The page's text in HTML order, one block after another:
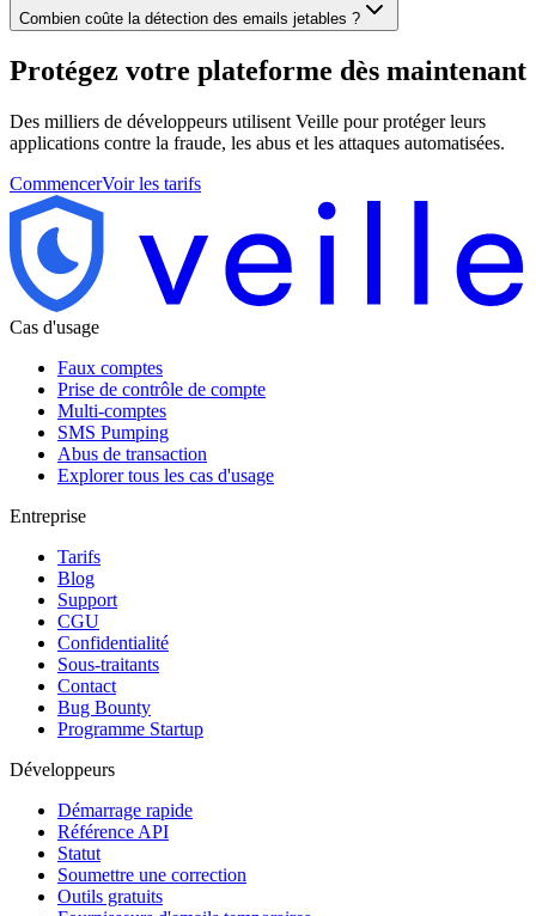
Combien coûte la détection des emails jetables ?
Protégez votre plateforme dès maintenant
Des milliers de développeurs utilisent Veille pour protéger leurs
applications contre la fraude, les abus et les attaques automatisées.
CommencerVoir les tarifs
Cas d'usage
Faux comptes
Prise de contrôle de compte
Multi-comptes
SMS Pumping
Abus de transaction
Explorer tous les cas d'usage
Entreprise
Tarifs
Blog
Support
CGU
Confidentialité
Sous-traitants
Contact
Bug Bounty
Programme Startup
Développeurs
Démarrage rapide
Référence API
Statut
Soumettre une correction
Outils gratuits